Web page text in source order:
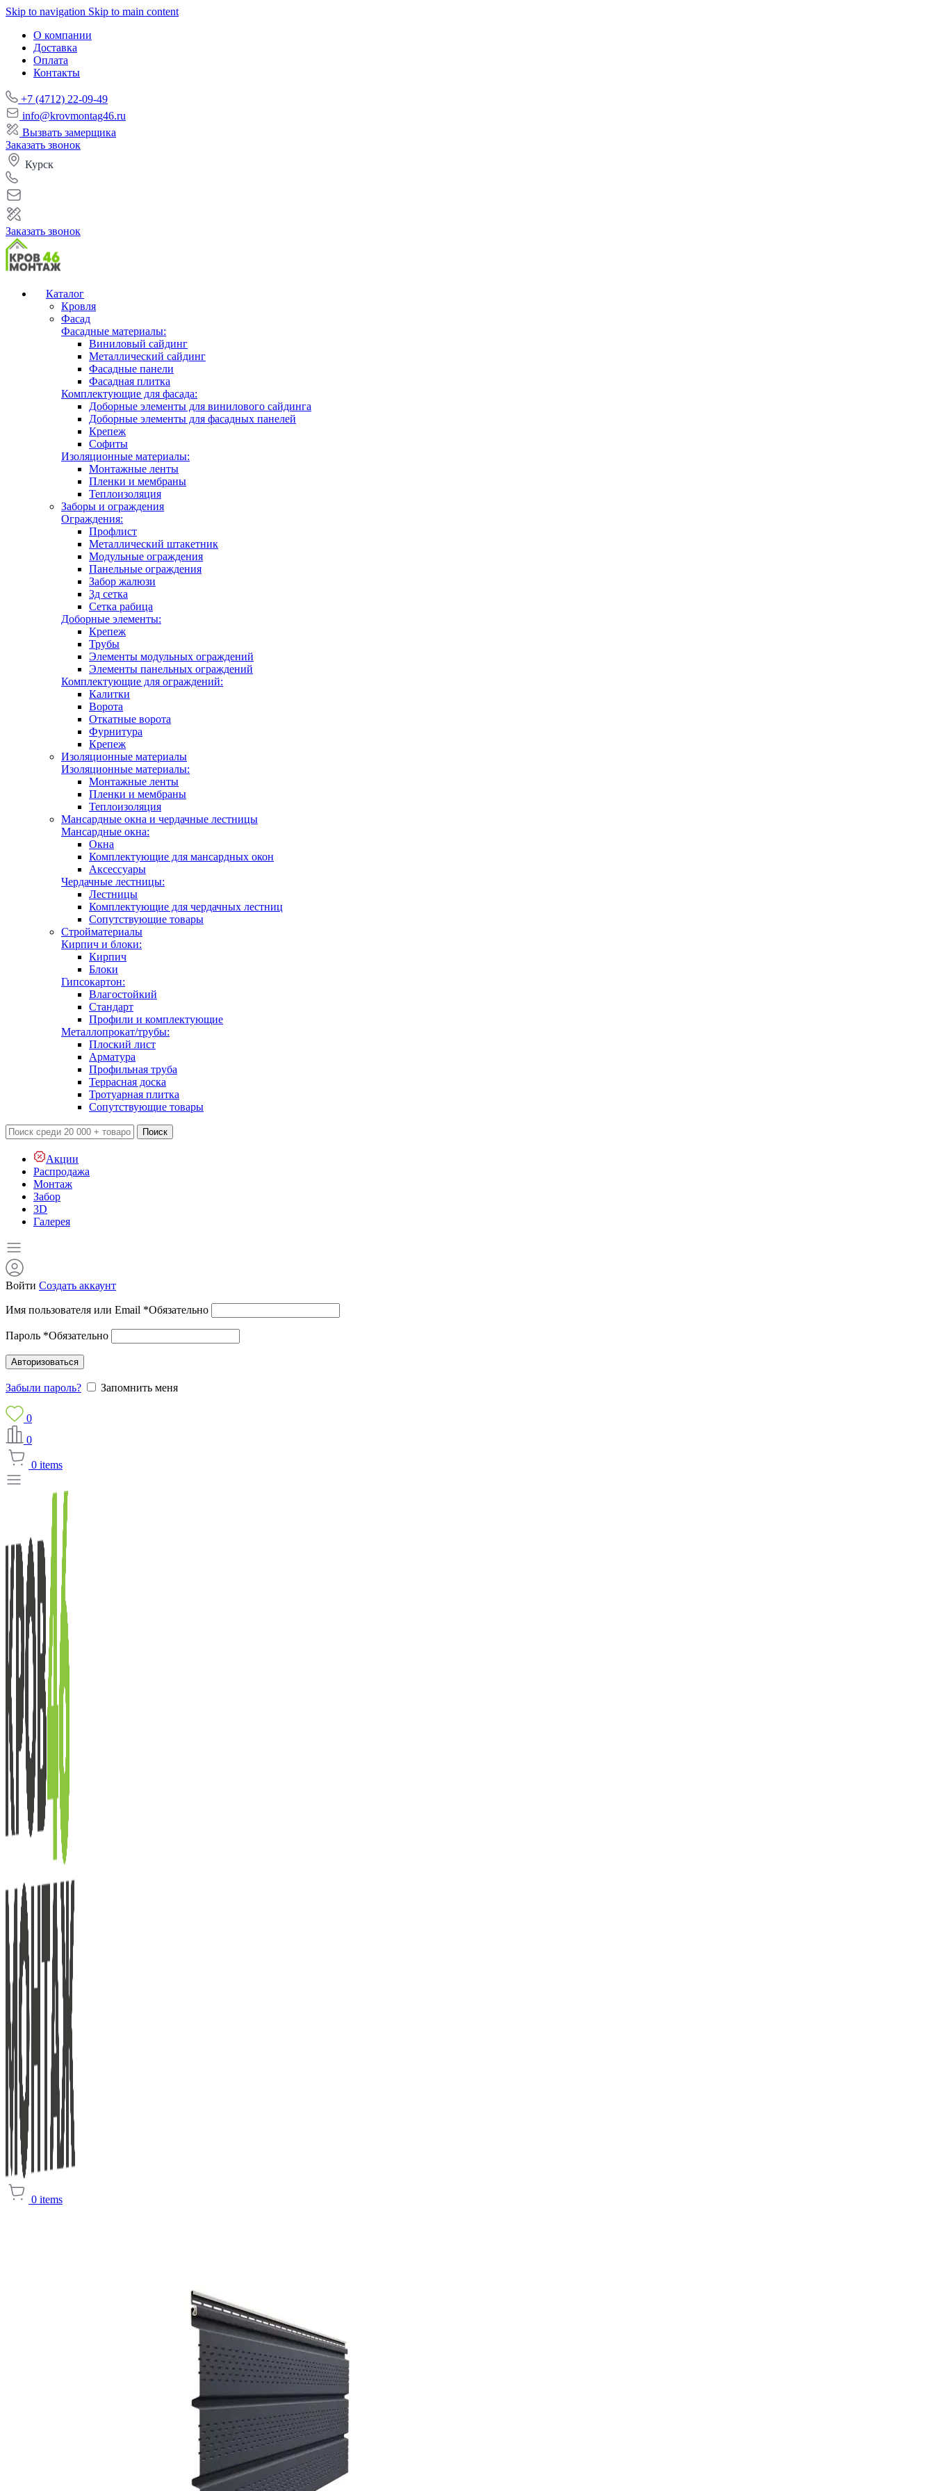
Skip to navigation Skip to main content
О компании
Доставка
Оплата
Контакты
+7 (4712) 22-09-49
info@krovmontag46.ru
Вызвать замерщика
Заказать звонок
Курск
Заказать звонок
Каталог
Кровля
Фасад
Фасадные материалы:
Виниловый сайдинг
Металлический сайдинг
Фасадные панели
Фасадная плитка
Комплектующие для фасада:
Доборные элементы для винилового сайдинга
Доборные элементы для фасадных панелей
Крепеж
Софиты
Изоляционные материалы:
Монтажные ленты
Пленки и мембраны
Теплоизоляция
Заборы и ограждения
Ограждения:
Профлист
Металлический штакетник
Модульные ограждения
Панельные ограждения
Забор жалюзи
3д сетка
Сетка рабица
Доборные элементы:
Крепеж
Трубы
Элементы модульных ограждений
Элементы панельных ограждений
Комплектующие для ограждений:
Калитки
Ворота
Откатные ворота
Фурнитура
Крепеж
Изоляционные материалы
Изоляционные материалы:
Монтажные ленты
Пленки и мембраны
Теплоизоляция
Мансардные окна и чердачные лестницы
Мансардные окна:
Окна
Комплектующие для мансардных окон
Аксессуары
Чердачные лестницы:
Лестницы
Комплектующие для чердачных лестниц
Сопутствующие товары
Стройматериалы
Кирпич и блоки:
Кирпич
Блоки
Гипсокартон:
Влагостойкий
Стандарт
Профили и комплектующие
Металлопрокат/трубы:
Плоский лист
Арматура
Профильная труба
Террасная доска
Тротуарная плитка
Сопутствующие товары
Поиск
Акции
Распродажа
Монтаж
Забор
3D
Галерея
Войти Создать аккаунт
Имя пользователя или Email *Обязательно
Пароль *Обязательно
Авторизоваться
Забыли пароль? Запомнить меня
0
0
0 items
0 items